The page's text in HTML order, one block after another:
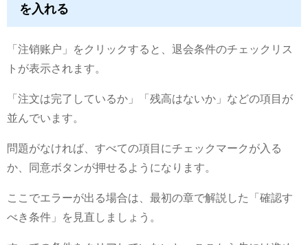
を入れる
「注销账户」をクリックすると、退会条件のチェックリス
トが表示されます。
「注文は完了しているか」「残高はないか」などの項目が
並んでいます。
問題がなければ、すべての項目にチェックマークが入る
か、同意ボタンが押せるようになります。
ここでエラーが出る場合は、最初の章で解説した「確認す
べき条件」を見直しましょう。